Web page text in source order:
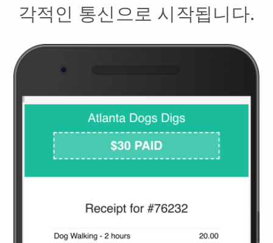
각적인 통신으로 시작됩니다.